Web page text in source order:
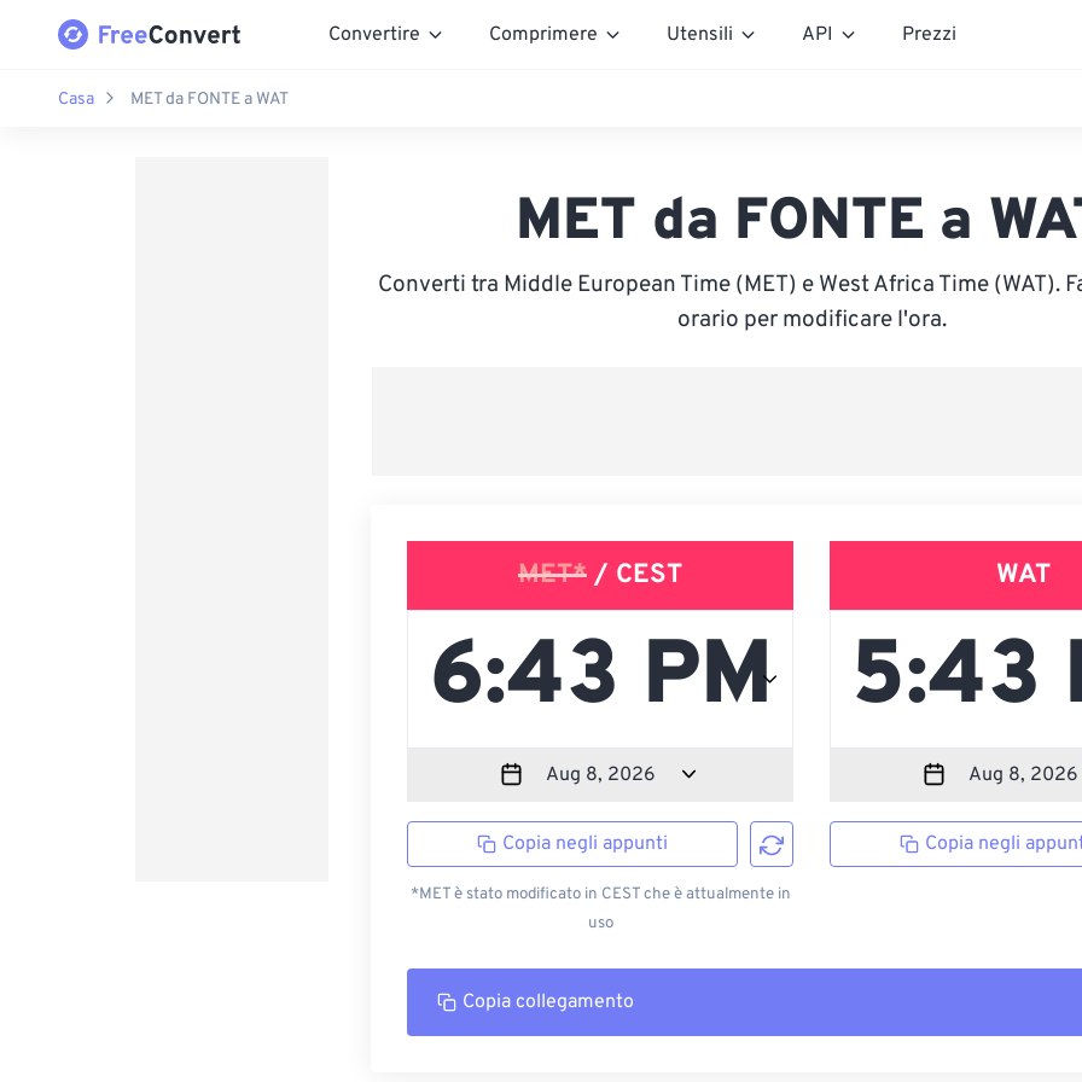
Convertire Comprimere Utensili API Prezzi
Casa MET da FONTE a WAT
MET da FONTE a
Converti tra Middle European Time (MET) e West Africa Time (WAT).
orario per modificare l'ora.
MET* / CEST
Copia negli appunti
*MET è stato modificato in CEST che è attualmente in
uso
WAT
Copia negli
Copia collegamento